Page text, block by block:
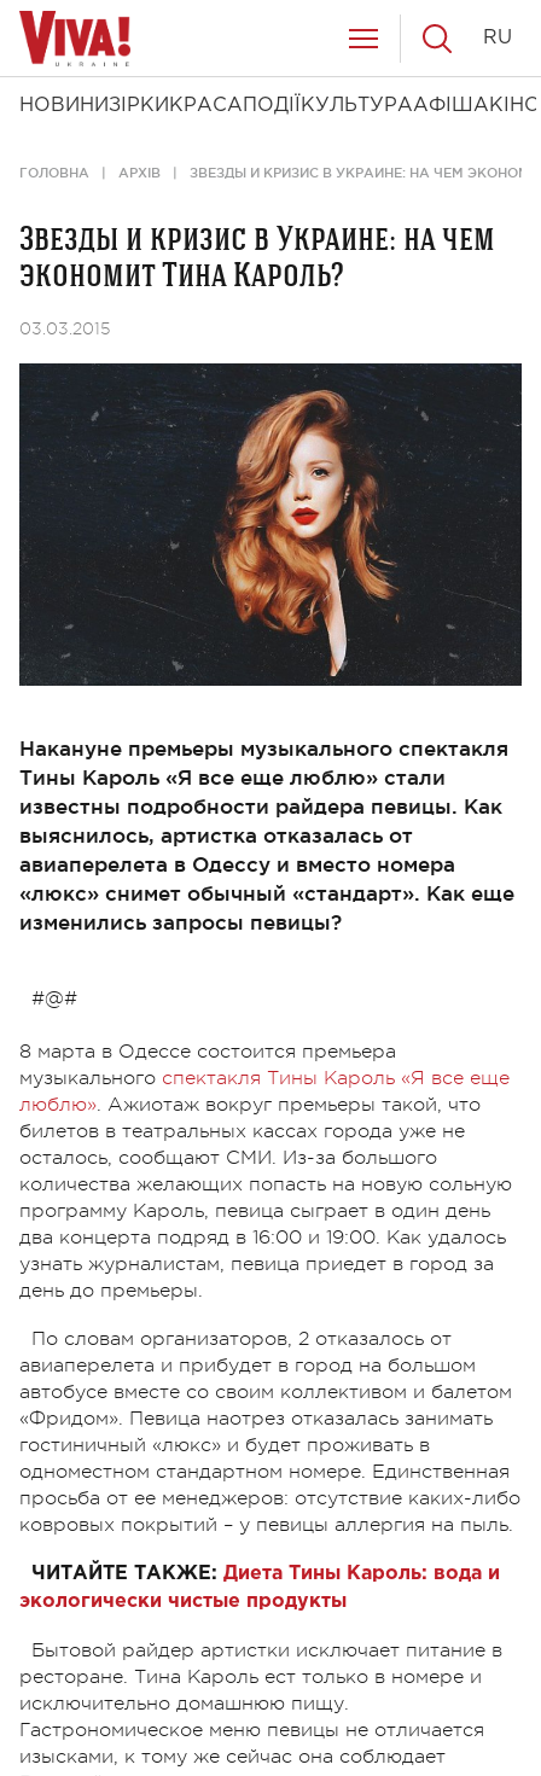
НОВИНИ ЗІРКИ КРАСА ПОДІЇ КУЛЬТУРААФІША КІНО
RU
ГОЛОВНА АРХІВ ЗВЕЗДЫ И КРИЗИС В УКРАИНЕ: НА ЧЕМ
Звезды и кризис в Украине: на чем
экономит Тина Кароль?
03.03.2015
Накануне премьеры музыкального спектакля
Тины Кароль «Я все еще люблю» стали
известны подробности райдера певицы. Как
выяснилось, артистка отказалась от
авиаперелета в Одессу и вместо номера
«люкс» снимет обычный «стандарт». Как еще
изменились запросы певицы?
#@#
8 марта в Одессе состоится премьера
музыкального спектакля Тины Кароль «Я все еще
люблю». Ажиотаж вокруг премьеры такой, что
билетов в театральных кассах города уже не
осталось, сообщают СМИ. Из-за большого
количества желающих попасть на новую сольную
программу Кароль, певица сыграет в один день
два концерта подряд в 16:00 и 19:00. Как удалось
узнать журналистам, певица приедет в город за
день до премьеры.
По словам организаторов, 2 отказалось от
авиаперелета и прибудет в город на большом
автобусе вместе со своим коллективом и балетом
«Фридом». Певица наотрез отказалась занимать
гостиничный «люкс» и будет проживать в
одноместном стандартном номере. Единственная
просьба от ее менеджеров: отсутствие каких-либо
ковровых покрытий – у певицы аллергия на пыль.
ЧИТАЙТЕ ТАКЖЕ: Диета Тины Кароль: вода и
экологически чистые продукты
Бытовой райдер артистки исключает питание в
ресторане. Тина Кароль ест только в номере и
исключительно домашнюю пищу.
Гастрономическое меню певицы не отличается
изысками, к тому же сейчас она соблюдает